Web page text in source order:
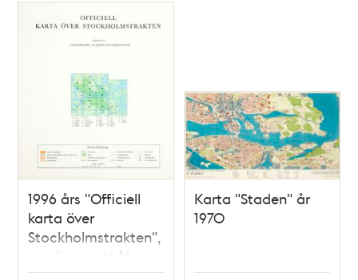
1996 års "Officiell
karta över
Stockholmstrakten",
samlingspost 16
blad
Karta "Staden" år
1970